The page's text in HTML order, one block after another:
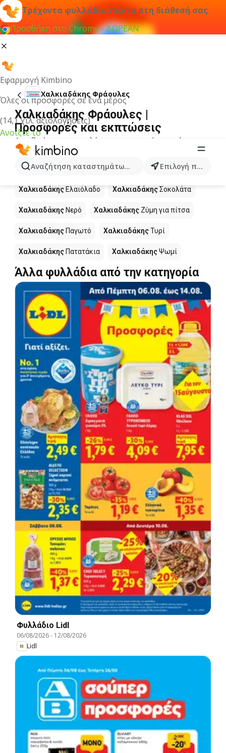
Τρέχοντα φυλλάδια πάντα στη διάθεσή σας
Προσθήκη στο Chrome - ΔΩΡΕΑΝ
Εφαρμογή Kimbino
Όλες οι προσφορές σε ένα μέρος
(14,1 χιλ. αξιολογήσεις)
Ανοίξτε το
Αναζήτηση καταστημάτων, κατηγοριών, προϊόντων...
Επιλογή πόλης
Χαλκιαδάκης Φράουλες
Χαλκιαδάκης Φράουλες |
Προσφορές και εκπτώσεις
Δεν βρήκαμε αποτελέσματα για αυτόν τον όρο.
Άλλα προϊόντα στα καταστήματα
Χαλκιαδάκης
Χαλκιαδάκης Ελαιόλαδο ΧαλκιαδάκηςΣοκολάτα
Χαλκιαδάκης Νερό Χαλκιαδάκης Ζύμη για πίτσα
Χαλκιαδάκης Παγωτό ΧαλκιαδάκηςΤυρί
Χαλκιαδάκης Πατατάκια ΧαλκιαδάκηςΨωμί
Άλλα φυλλάδια από την κατηγορία
Φυλλάδιο Lidl
06/08/2026- 12/08/2026
Lidl